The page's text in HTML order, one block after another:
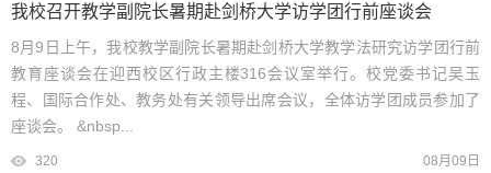
我校召开教学副院长暑期赴剑桥大学访学团行前座谈会
8月9日上午，我校教学副院长暑期赴剑桥大学教学法研究访学团行前
教育座谈会在迎西校区行政主楼316会议室举行。校党委书记吴玉
程、国际合作处、教务处有关领导出席会议，全体访学团成员参加了
座谈会。 &nbsp...
320 08月09日